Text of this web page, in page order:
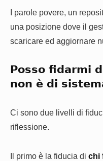
I parole povere, un
una posizione dove il
scaricare ed aggiornare
Posso fidarmi
non è di
Ci sono due livelli di
riflessione.
Il primo è la fiducia di chi